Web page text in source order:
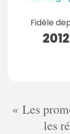
Fidèle
2012
Les
les